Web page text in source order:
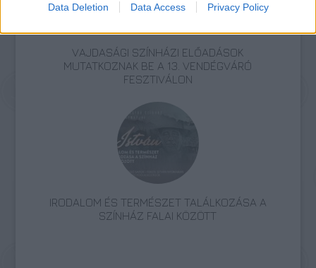
Data Deletion Data Access Privacy Policy
VAJDASÁGI SZÍNHÁZI ELŐADÁSOK
MUTATKOZNAK BE A 13. VENDÉGVÁRÓ
FESZTIVÁLON
IRODALOM ÉS TERMÉSZET TALÁLKOZÁSA A
SZÍNHÁZ FALAI KÖZÖTT